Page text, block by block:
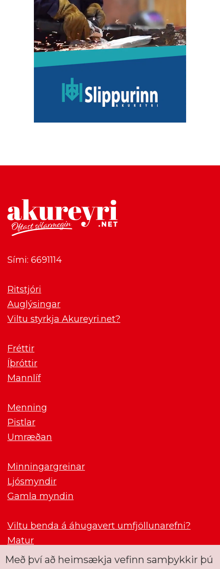
Sími: 6691114
Ritstjóri
Auglýsingar
Viltu styrkja Akureyri.net?
Fréttir
Íþróttir
Mannlíf
Menning
Pistlar
Umræðan
Minningargreinar
Ljósmyndir
Gamla myndin
Viltu benda á áhugavert umfjöllunarefni?
Matur
Með því að heimsækja vefinn samþykkir þú